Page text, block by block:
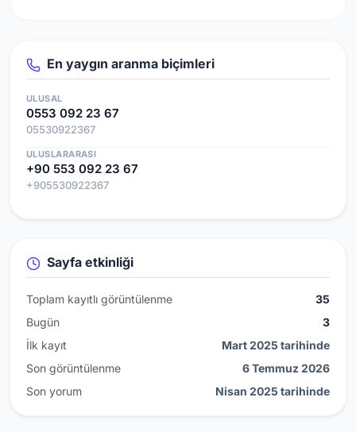
En yaygın aranma biçimleri
ULUSAL
0553 092 23 67
05530922367
ULUSLARARASI
+90 553 092 23 67
+905530922367
Sayfa etkinliği
Toplam kayıtlı görüntülenme
35
Bugün
3
İlk kayıt
Mart 2025 tarihinde
Son görüntülenme
6 Temmuz 2026
Son yorum
Nisan 2025 tarihinde